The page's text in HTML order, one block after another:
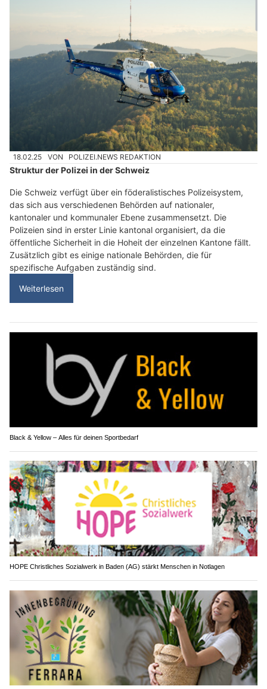
18.02.25 VON POLIZEI.NEWS REDAKTION
Struktur der Polizei in der Schweiz
Die Schweiz verfügt über ein föderalistisches Polizeisystem,
das sich aus verschiedenen Behörden auf nationaler,
kantonaler und kommunaler Ebene zusammensetzt. Die
Polizeien sind in erster Linie kantonal organisiert, da die
öffentliche Sicherheit in die Hoheit der einzelnen Kantone fällt.
Zusätzlich gibt es einige nationale Behörden, die für
spezifische Aufgaben zuständig sind.
Weiterlesen
Black & Yellow – Alles für deinen Sportbedarf
HOPE Christliches Sozialwerk in Baden (AG) stärkt Menschen in Notlagen